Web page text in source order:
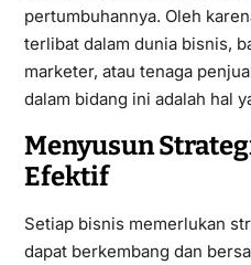
pertumbuhannya. Oleh
terlibat dalam dunia bisnis,
marketer, atau tenaga
dalam bidang ini adalah hal
Menyusun
Efektif
Setiap bisnis memerlukan
dapat berkembang dan